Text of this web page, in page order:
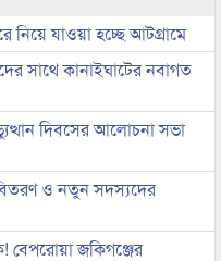
যাওয়া হচ্ছে আটগ্রামে
সাথে কানাইঘাটের নবাগত
দিবসের আলোচনা সভা
বিতরণ ও নতুন সদস্যদের
বেপরোয়া জকিগঞ্জের